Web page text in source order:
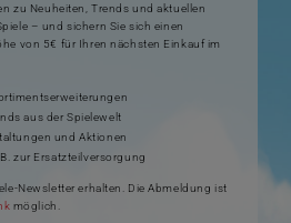
zu Neuheiten, Trends und aktuellen
– und sichern Sie sich einen
von 5€ für Ihren nächsten Einkauf im
aus der Spielewelt
und Aktionen
zur Ersatzteilversorgung
Newsletter erhalten. Die Abmeldung ist
möglich.